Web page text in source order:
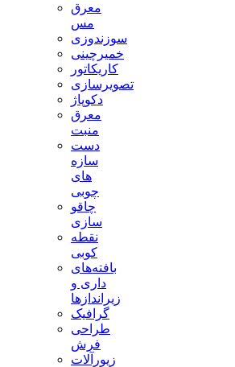
معرق
مس
سوزندوزی
خمیرچینی
کاریکاتور
تصویرسازی
دکوپاژ
معرق
منبت
دست
سازه
های
چوبی
چاقو
سازی
نقطه
کوبی
بافته‌های
داری و
زیراندازها
گرافیک
طراحی
فرش
زیورآلات